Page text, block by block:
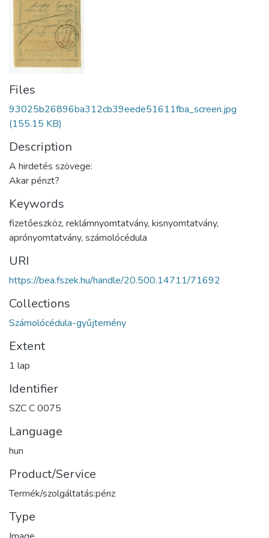
Files
93025b26896ba312cb39eede51611fba_screen.jpg
(155.15 KB)
Description
A hirdetés szövege:
Akar pénzt?
Keywords
fizetőeszköz, reklámnyomtatvány, kisnyomtatvány,
aprónyomtatvány, számolócédula
URI
https://bea.fszek.hu/handle/20.500.14711/71692
Collections
Számolócédula-gyűjtemény
Extent
1 lap
Identifier
SZC C 0075
Language
hun
Product/Service
Termék/szolgáltatás:pénz
Type